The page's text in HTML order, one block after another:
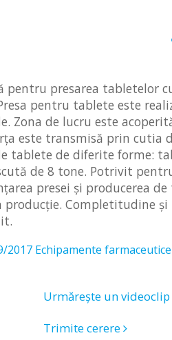
pentru presarea tabletelor
pentru tablete este
Zona de lucru este
este transmisă prin cutia
tablete de diferite forme:
de 8 tone. Potrivit
presei și producerea
Completitudine
2017 Echipamente farmaceutice
Urmărește un videoclip
Trimite cerere